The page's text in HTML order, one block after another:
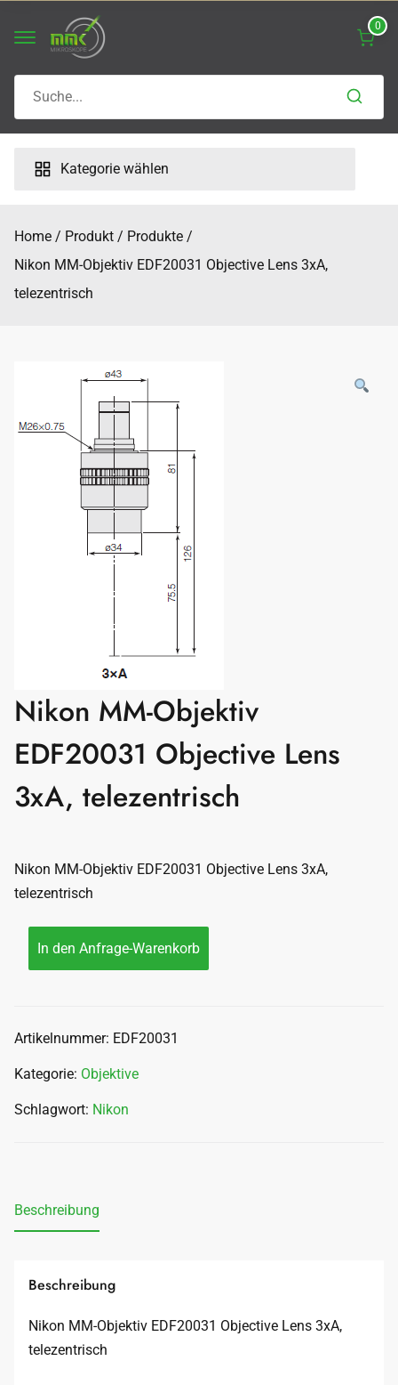
0
for:
Kategorie wählen
Home Produkt
Produkte
Nikon MM-Objektiv EDF20031 Objective Lens 3xA,
telezentrisch
Nikon MM-Objektiv
EDF20031 Objective Lens
3xA, telezentrisch
Nikon MM-Objektiv EDF20031 Objective Lens 3xA,
telezentrisch
In den Anfrage-Warenkorb
Artikelnummer: EDF20031
Kategorie: Objektive
Schlagwort: Nikon
Beschreibung
Beschreibung
Nikon MM-Objektiv EDF20031 Objective Lens 3xA,
telezentrisch